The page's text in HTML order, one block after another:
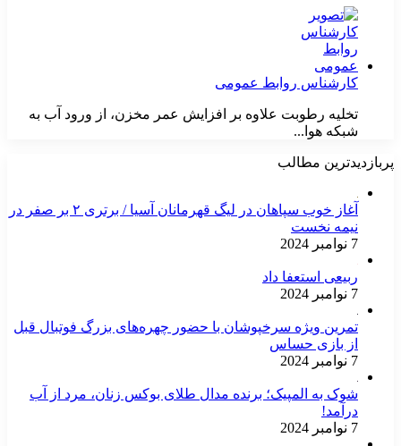
کارشناس روابط عمومی
تخلیه رطوبت علاوه بر افزایش عمر مخزن، از ورود آب به
شبکه هوا...
پربازدیدترین مطالب
آغاز خوب سپاهان در لیگ قهرمانان آسیا / برتری ۲ بر صفر در
نیمه نخست
7 نوامبر 2024
ربیعی استعفا داد
7 نوامبر 2024
تمرین ویژه سرخپوشان با حضور چهره‌های بزرگ فوتبال قبل
از بازی حساس
7 نوامبر 2024
شوک به المپیک؛ برنده مدال طلای بوکس زنان، مرد از آب
درآمد!
7 نوامبر 2024